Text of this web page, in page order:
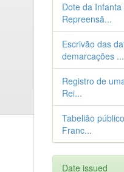
Dote da Infanta
Repreensã...
Escrivão das
demarcações ...
Registro de
Rei...
Tabelião
Franc...
Date issued